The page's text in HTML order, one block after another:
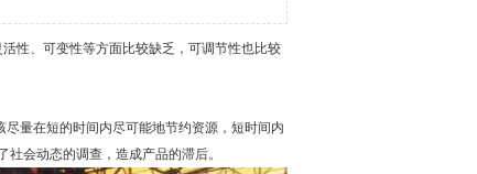
性、可变性等方面比较缺乏，可调节性也比较
量在短的时间内尽可能地节约资源，短时间内
会动态的调查，造成产品的滞后。